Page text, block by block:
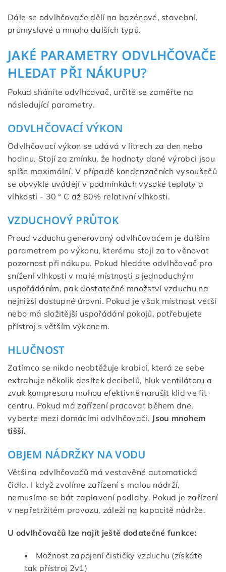
Dále se odvlhčovače dělí na bazénové, stavební,
průmyslové a mnoho dalších typů.
JAKÉ PARAMETRY ODVLHČOVAČE
HLEDAT PŘI NÁKUPU?
Pokud sháníte odvlhčovač, určitě se zaměřte na
následující parametry.
ODVLHČOVACÍ VÝKON
Odvlhčovací výkon se udává v litrech za den nebo
hodinu. Stojí za zmínku, že hodnoty dané výrobci jsou
spíše maximální. V případě kondenzačních vysoušečů
se obvykle uvádějí v podmínkách vysoké teploty a
vlhkosti - 30 ° C až 80% relativní vlhkosti.
VZDUCHOVÝ PRŮTOK
Proud vzduchu generovaný odvlhčovačem je dalším
parametrem po výkonu, kterému stojí za to věnovat
pozornost při nákupu. Pokud hledáte odvlhčovač pro
snížení vlhkosti v malé místnosti s jednoduchým
uspořádáním, pak dostatečné množství vzduchu na
nejnižší dostupné úrovni. Pokud je však místnost větší
nebo má složitější uspořádání pokojů, potřebujete
přístroj s větším výkonem.
HLUČNOST
Zatímco se nikdo neobtěžuje krabicí, která ze sebe
extrahuje několik desítek decibelů, hluk ventilátoru a
zvuk kompresoru mohou efektivně narušit klid ve fit
centru. Pokud má zařízení pracovat během dne,
vyberte mezi domácími odvlhčovači. Jsou mnohem
tišší.
OBJEM NÁDRŽKY NA VODU
Většina odvlhčovačů má vestavěné automatická
čidla. I když zvolíme zařízení s malou nádrží,
nemusíme se bát zaplavení podlahy. Pokud je zařízení
v nepřetržitém provozu, záleží na kapacitě nádrže.
U odvlhčovačů lze najít ještě dodatečné funkce:
Možnost zapojení čističky vzduchu (získáte
tak přístroj 2v1)